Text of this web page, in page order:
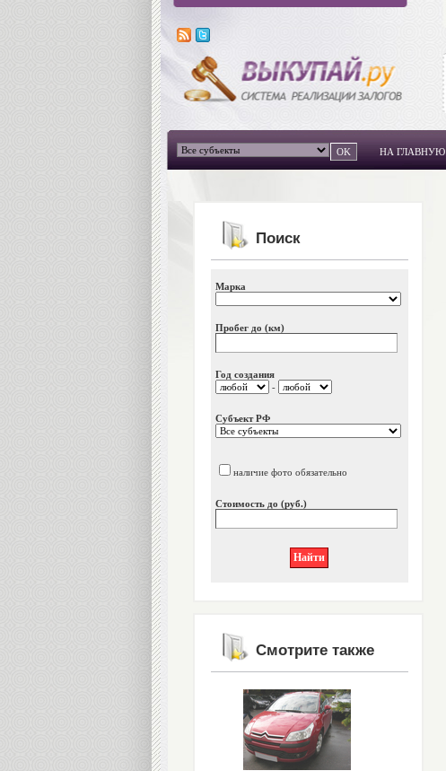
НА ГЛАВНУЮ
Поиск
Марка
Пробег до (км)
Год создания
-
Субъект РФ
наличие фото обязательно
Стоимость до (руб.)
Смотрите также